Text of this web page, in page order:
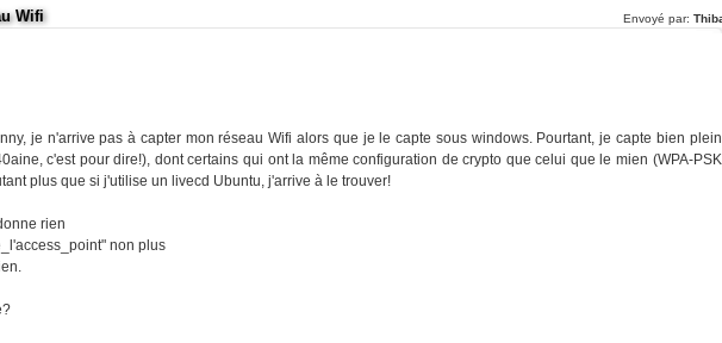
Wifi Envoyé par:
je n'arrive pas à capter mon réseau Wifi alors que je le capte sous windows. Pourtant, je capte bien plein
c'est pour dire!), dont certains qui ont la même configuration de crypto que celui que le mien (WPA-PSK
plus que si j'utilise un livecd Ubuntu, j'arrive à le trouver!
rien
non plus